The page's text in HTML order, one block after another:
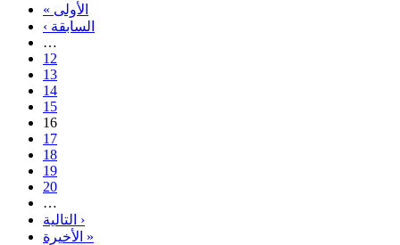
« الأولى
‹ السابقة
…
12
13
14
15
16
17
18
19
20
…
التالية ›
الأخيرة »